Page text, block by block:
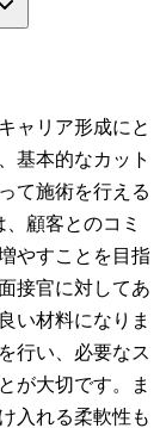
ャリア形成にと
基本的なカット
て施術を行える
、顧客とのコミ
やすことを目指
接官に対してあ
い材料になりま
行い、必要なス
が大切です。ま
入れる柔軟性も